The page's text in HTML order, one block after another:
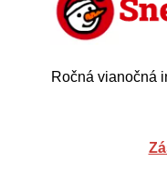
Ročná vianočná